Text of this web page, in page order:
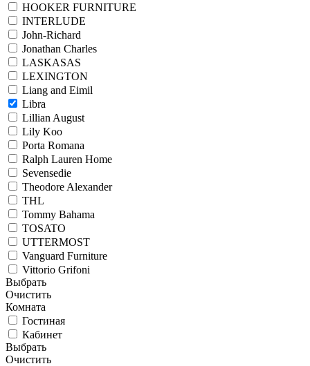
HOOKER FURNITURE
INTERLUDE
John-Richard
Jonathan Charles
LASKASAS
LEXINGTON
Liang and Eimil
Libra
Lillian August
Lily Koo
Porta Romana
Ralph Lauren Home
Sevensedie
Theodore Alexander
THL
Tommy Bahama
TOSATO
UTTERMOST
Vanguard Furniture
Vittorio Grifoni
Выбрать
Очистить
Комната
Гостиная
Кабинет
Выбрать
Очистить